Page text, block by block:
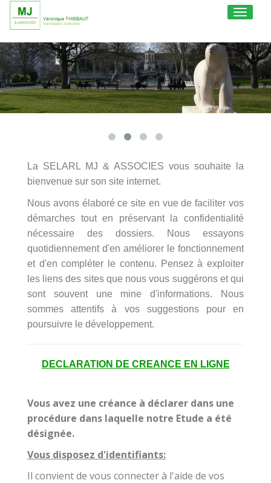
Toggle
La SELARL MJ & ASSOCIES vous souhaite la
bienvenue sur son site internet.
Nous avons élaboré ce site en vue de faciliter vos
démarches tout en préservant la confidentialité
nécessaire des dossiers. Nous essayons
quotidiennement d'en améliorer le fonctionnement
et d'en compléter le contenu. Pensez à exploiter
les liens des sites que nous vous suggérons et qui
sont souvent une mine d'informations. Nous
sommes attentifs à vos suggestions pour en
poursuivre le développement.
DECLARATION DE CREANCE EN LIGNE
Vous avez une créance à déclarer dans une
procédure dans laquelle notre Etude a été
désignée.
Vous disposez d'identifiants:
Il convient de vous connecter à l'aide de vos